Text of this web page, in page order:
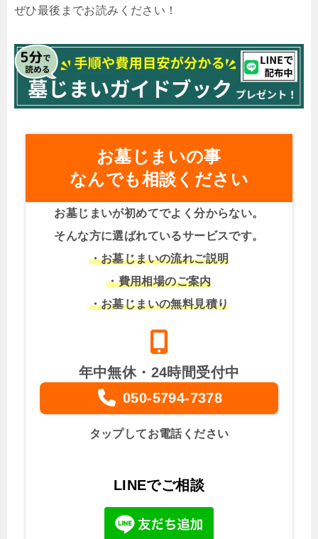
ぜひ最後までお読みください！
お墓じまいの事
なんでも相談ください
お墓じまいが初めてでよく分からない。
そんな方に選ばれているサービスです。
・お墓じまいの流れご説明
・費用相場のご案内
・お墓じまいの無料見積り
年中無休・24時間受付中
050-5794-7378
タップしてお電話ください
LINEでご相談